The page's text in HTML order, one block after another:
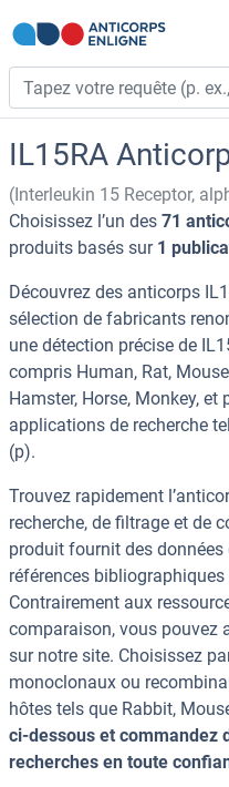
IL15RA
(Interleukin 15 Receptor,
Choisissez l’un des 71
produits basés sur 1
Découvrez des anticorps
sélection de fabricants
une détection précise de
compris Human, Rat,
Hamster, Horse, Monkey, et
applications de recherche
(p).
Trouvez rapidement
recherche, de filtrage et de
produit fournit des
références
Contrairement aux
comparaison, vous pouvez
sur notre site. Choisissez
monoclonaux ou
hôtes tels que Rabbit,
ci-dessous et commandez
recherches en toute